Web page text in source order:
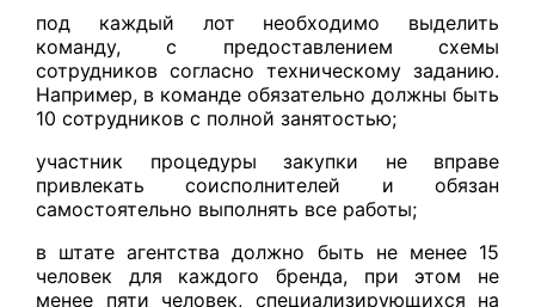
под каждый лот необходимо выделить
команду, с предоставлением схемы
сотрудников согласно техническому заданию.
Например, в команде обязательно должны быть
10 сотрудников с полной занятостью;
участник процедуры закупки не вправе
привлекать соисполнителей и обязан
самостоятельно выполнять все работы;
в штате агентства должно быть не менее 15
человек для каждого бренда, при этом не
менее пяти человек, специализирующихся на